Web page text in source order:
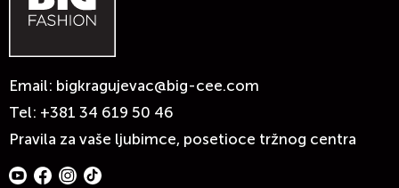
Email: bigkragujevac@big-cee.com
Tel: +381 34 619 50 46
Pravila za vaše ljubimce, posetioce tržnog centra